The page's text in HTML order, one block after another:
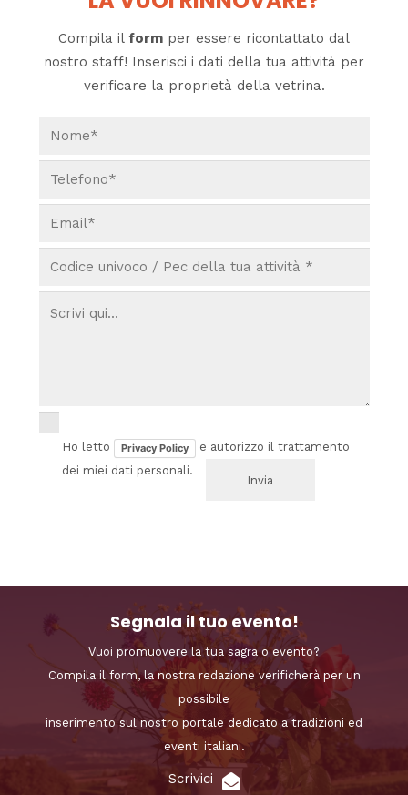
Compila il form per essere ricontattato dal
nostro staff! Inserisci i dati della tua attività per
verificare la proprietà della vetrina.
Ho letto Privacy Policy
e autorizzo il trattamento
dei miei dati personali.
Segnala il tuo evento!
Vuoi promuovere la tua sagra o evento?
Compila il form, la nostra redazione verificherà per un
possibile
inserimento sul nostro portale dedicato a tradizioni ed
eventi italiani.
Scrivici